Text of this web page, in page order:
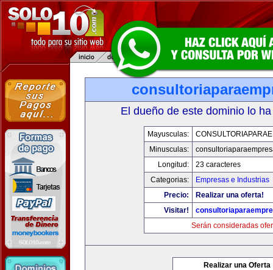
El dueño de este dominio lo
Mayusculas:
Minusculas:
Longitud:
23 caracteres
Categorias:
Empresas e Industrias
Precio:
Realizar una oferta!
Visitar!
Serán consideradas
Realizar una Oferta